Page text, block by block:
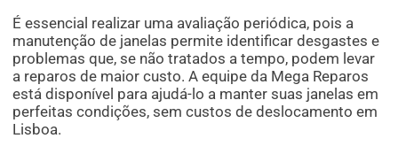
É essencial realizar uma avaliação periódica, pois a
manutenção de janelas permite identificar desgastes e
problemas que, se não tratados a tempo, podem levar
a reparos de maior custo. A equipe da Mega Reparos
está disponível para ajudá-lo a manter suas janelas em
perfeitas condições, sem custos de deslocamento em
Lisboa.